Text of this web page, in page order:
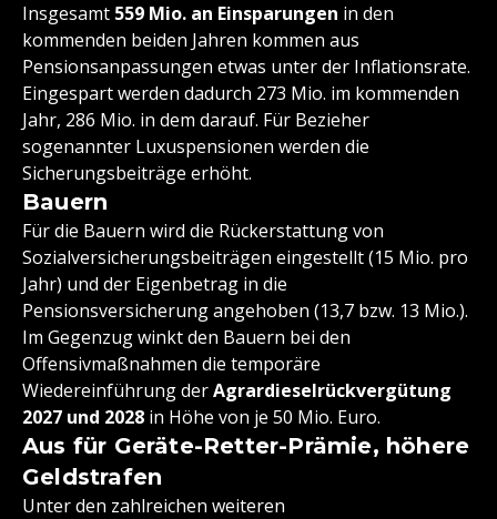
Insgesamt 559 Mio. an Einsparungen in den
kommenden beiden Jahren kommen aus
Pensionsanpassungen etwas unter der Inflationsrate.
Eingespart werden dadurch 273 Mio. im kommenden
Jahr, 286 Mio. in dem darauf. Für Bezieher
sogenannter Luxuspensionen werden die
Sicherungsbeiträge erhöht.
Bauern
Für die Bauern wird die Rückerstattung von
Sozialversicherungsbeiträgen eingestellt (15 Mio. pro
Jahr) und der Eigenbetrag in die
Pensionsversicherung angehoben (13,7 bzw. 13 Mio.).
Im Gegenzug winkt den Bauern bei den
Offensivmaßnahmen die temporäre
Wiedereinführung derAgrardieselrückvergütung
2027 und 2028 in Höhe von je 50 Mio. Euro.
Aus für Geräte-Retter-Prämie, höhere
Geldstrafen
Unter den zahlreichen weiteren